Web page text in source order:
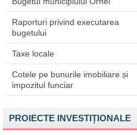
Raporturi privind executarea
bugetului
Taxe locale
Cotele pe bunurile imobiliare și
impozitul funciar
PROIECTE INVESTIȚIONALE